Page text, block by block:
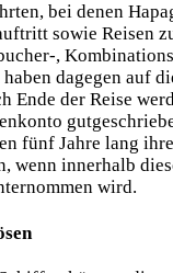
bei denen
sowie Reisen
,
dagegen auf
Ende der Reise
fünf Jahre lang ihre
wenn innerhalb
wird.